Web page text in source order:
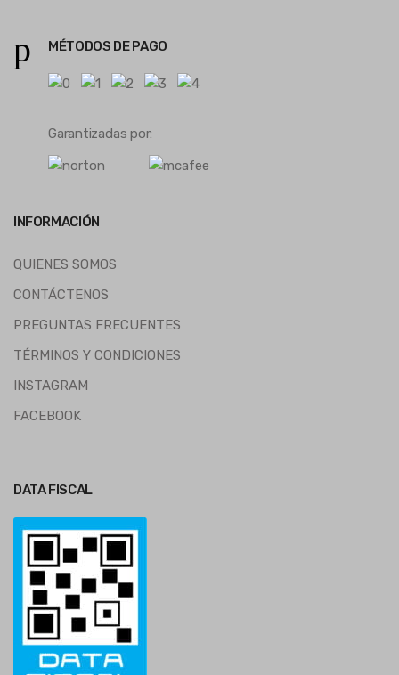
MÉTODOS DE PAGO
Garantizadas por:
INFORMACIÓN
QUIENES SOMOS
CONTÁCTENOS
PREGUNTAS FRECUENTES
TÉRMINOS Y CONDICIONES
INSTAGRAM
FACEBOOK
DATA FISCAL